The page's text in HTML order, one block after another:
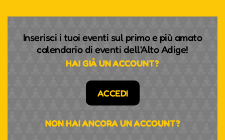
Inserisci i tuoi eventi sul primo e più amato
calendario di eventi dell'Alto Adige!
HAI GIÀ UN ACCOUNT?
ACCEDI
NON HAI ANCORA UN ACCOUNT?